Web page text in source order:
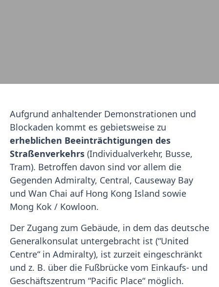
Aufgrund anhaltender Demonstrationen und
Blockaden kommt es gebietsweise zu
erheblichen Beeinträchtigungen des
Straßenverkehrs (Individualverkehr, Busse,
Tram). Betroffen davon sind vor allem die
Gegenden Admiralty, Central, Causeway Bay
und Wan Chai auf Hong Kong Island sowie
Mong Kok / Kowloon.
Der Zugang zum Gebäude, in dem das deutsche
Generalkonsulat untergebracht ist (“United
Centre“ in Admiralty), ist zurzeit eingeschränkt
und z. B. über die Fußbrücke vom Einkaufs- und
Geschäftszentrum “Pacific Place“ möglich.